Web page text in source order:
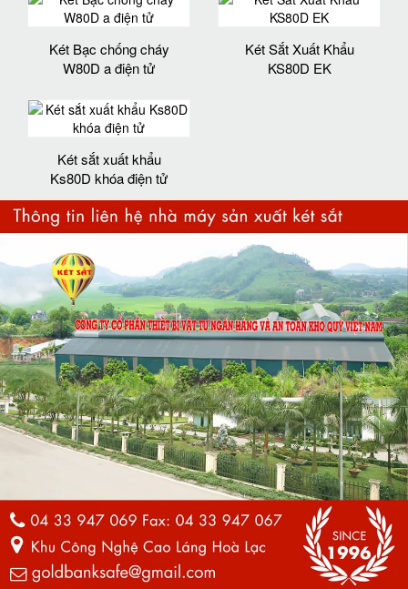
Két Bạc chống cháy
W80D a điện tử
Két Sắt Xuất Khẩu
KS80D EK
Két sắt xuất khẩu
Ks80D khóa điện tử